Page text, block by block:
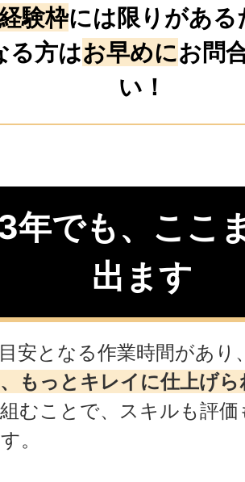
験枠には限りがある
る方はお早めにお問
い！
年でも、ここ
出ます
安となる作業時間があり
もっとキレイに仕上げ
むことで、スキルも評
。